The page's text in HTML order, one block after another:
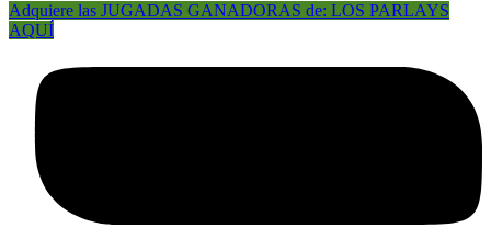
Adquiere las JUGADAS GANADORAS de: LOS PARLAYS
AQUÍ